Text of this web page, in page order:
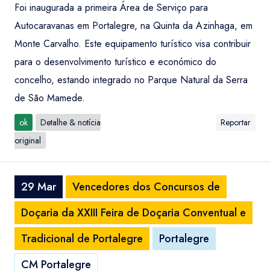
Foi inaugurada a primeira Área de Serviço para
Autocaravanas em Portalegre, na Quinta da Azinhaga, em
Monte Carvalho. Este equipamento turístico visa contribuir
para o desenvolvimento turístico e económico do
concelho, estando integrado no Parque Natural da Serra
de São Mamede.
ok
Detalhe & notícia
original
Reportar
29 Mar
Vencedores dos Concursos de
Doçaria da XXIII Feira de Doçaria Conventual e
Tradicional de Portalegre
Portalegre
CM Portalegre